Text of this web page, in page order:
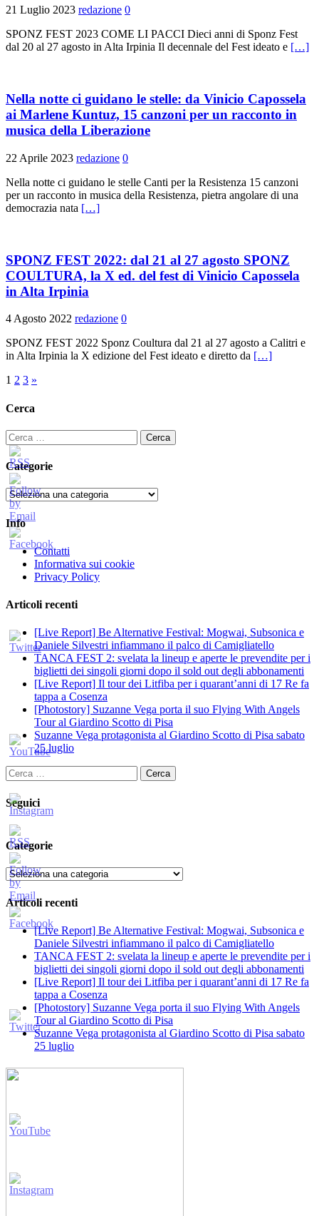
21 Luglio 2023 redazione 0
SPONZ FEST 2023 COME LI PACCI Dieci anni di Sponz Fest
dal 20 al 27 agosto in Alta Irpinia Il decennale del Fest ideato e […]
Nella notte ci guidano le stelle: da Vinicio Capossela
ai Marlene Kuntuz, 15 canzoni per un racconto in
musica della Liberazione
22 Aprile 2023 redazione 0
Nella notte ci guidano le stelle Canti per la Resistenza 15 canzoni
per un racconto in musica della Resistenza, pietra angolare di una
democrazia nata […]
SPONZ FEST 2022: dal 21 al 27 agosto SPONZ
COULTURA, la X ed. del fest di Vinicio Capossela
in Alta Irpinia
4 Agosto 2022 redazione 0
SPONZ FEST 2022 Sponz Coultura dal 21 al 27 agosto a Calitri e
in Alta Irpinia la X edizione del Fest ideato e diretto da […]
Paginazione
degli
1 2 3 »
Cerca
Ricerca
per:
Categorie
Categorie
Info
Contatti
Informativa sui cookie
Privacy Policy
Articoli recenti
[Live Report] Be Alternative Festival: Mogwai, Subsonica e
Daniele Silvestri infiammano il palco di Camigliatello
TANCA FEST 2: svelata la lineup e aperte le prevendite per i
biglietti dei singoli giorni dopo il sold out degli abbonamenti
[Live Report] Il tour dei Litfiba per i quarant’anni di 17 Re fa
tappa a Cosenza
[Photostory] Suzanne Vega porta il suo Flying With Angels
Tour al Giardino Scotto di Pisa
Suzanne Vega protagonista al Giardino Scotto di Pisa sabato
25 luglio
Ricerca
per:
Seguici
Categorie
Categorie
Articoli recenti
[Live Report] Be Alternative Festival: Mogwai, Subsonica e
Daniele Silvestri infiammano il palco di Camigliatello
TANCA FEST 2: svelata la lineup e aperte le prevendite per i
biglietti dei singoli giorni dopo il sold out degli abbonamenti
[Live Report] Il tour dei Litfiba per i quarant’anni di 17 Re fa
tappa a Cosenza
[Photostory] Suzanne Vega porta il suo Flying With Angels
Tour al Giardino Scotto di Pisa
Suzanne Vega protagonista al Giardino Scotto di Pisa sabato
25 luglio